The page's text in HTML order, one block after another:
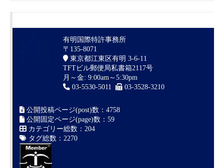
有明国際特許事務所
〒135-8071
東京都江東区有明 3-6-11
TFTビル郵便局私書箱2117号
月～金: 9:00am～5:30pm
03-5530-5011
03-3528-3210
公開投稿ページ(post)数：4758
公開固定ページ(page)数：59
カテゴリー総数：204
タグ総数：2270